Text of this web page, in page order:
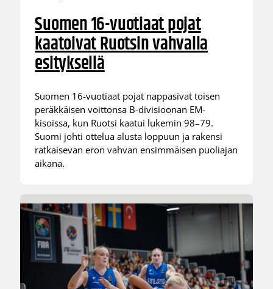
Suomen 16-vuotiaat pojat
kaatoivat Ruotsin vahvalla
esityksellä
Suomen 16-vuotiaat pojat nappasivat toisen
peräkkäisen voittonsa B-divisioonan EM-
kisoissa, kun Ruotsi kaatui lukemin 98–79.
Suomi johti ottelua alusta loppuun ja rakensi
ratkaisevan eron vahvan ensimmäisen puoliajan
aikana.